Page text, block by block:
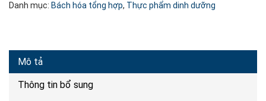
Danh mục: Bách hóa tổng hợp, Thực phẩm dinh dưỡng
Mô tả
Thông tin bổ sung